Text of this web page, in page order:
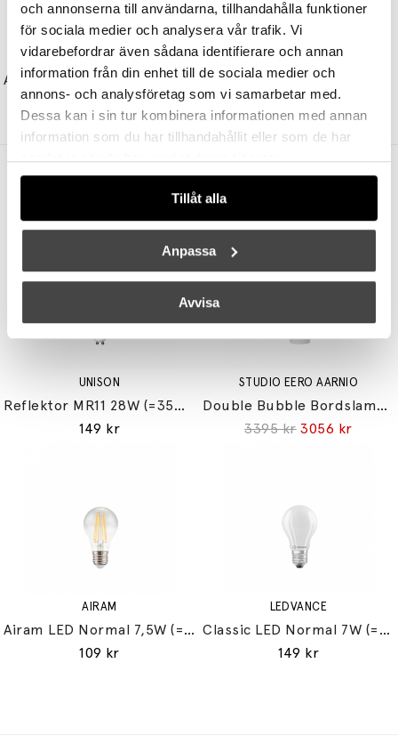
och annonserna till användarna, tillhandahålla funktioner
för sociala medier och analysera vår trafik. Vi
vidarebefordrar även sådana identifierare och annan
information från din enhet till de sociala medier och
annons- och analysföretag som vi samarbetar med.
Dessa kan i sin tur kombinera informationen med annan
information som du har tillhandahållit eller som de har
samlat in när du har använt deras tjänster.
Tillåt alla
Anpassa
Avvisa
ARTEK
A808 Golvlampa White/Polished Brass
50385 kr 42323 kr
ARTEK
4545 kr 3818 kr
Andra köpte även
UNISON
Reflektor MR11 28W (=35W) GU10
149 kr
STUDIO EERO AARNIO
Double Bubble Bordslampa Small
3395 kr 3056 kr
AIRAM
Airam LED Normal 7,5W (=60W) E27
109 kr
LEDVANCE
Classic LED Normal 7W (=60W) E27
149 kr